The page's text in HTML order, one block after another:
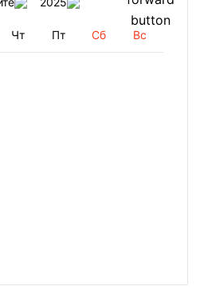
Чт Пт Сб Вс